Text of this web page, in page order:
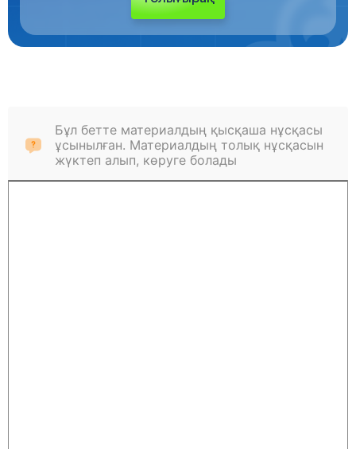
Бұл бетте материалдың қысқаша нұсқасы
ұсынылған. Материалдың толық нұсқасын
жүктеп алып, көруге болады